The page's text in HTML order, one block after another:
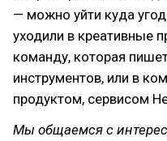
— можно уйти куда
уходили в креативные
команду, которая
инструментов, или в
продуктом, сервисом
Мы общаемся с